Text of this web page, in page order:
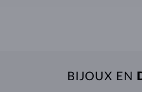
BIJOUX EN